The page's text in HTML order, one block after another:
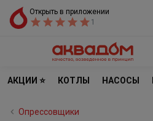
Открыть в приложении
1
АКЦИИ ⭐ КОТЛЫ НАСОСЫ
Опрессовщики